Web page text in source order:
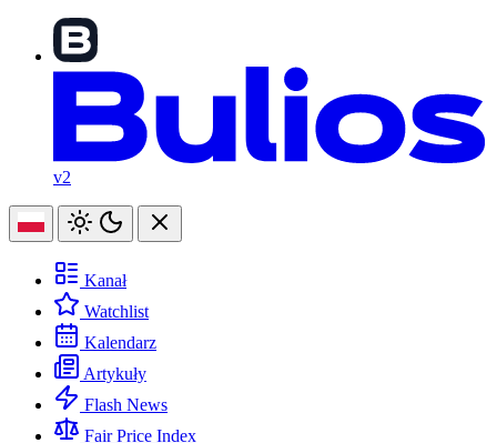
v2
Kanał
Watchlist
Kalendarz
Artykuły
Flash News
Fair Price Index